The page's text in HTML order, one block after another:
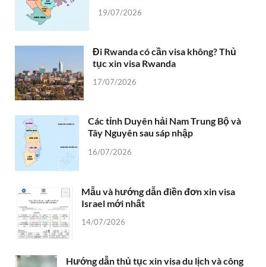
19/07/2026
Đi Rwanda có cần visa không? Thủ
tục xin visa Rwanda
17/07/2026
Các tỉnh Duyên hải Nam Trung Bộ và
Tây Nguyên sau sáp nhập
16/07/2026
Mẫu và hướng dẫn điền đơn xin visa
Israel mới nhất
14/07/2026
Hướng dẫn thủ tục xin visa du lịch và công